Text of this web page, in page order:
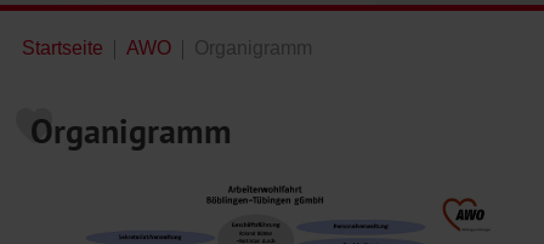
Startseite AWO Organigramm
Organigramm